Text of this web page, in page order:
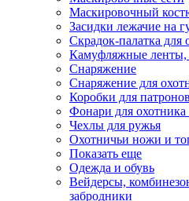
Маскировочный
Засидки лежачие на
Скрадок-палатка для
Камуфляжные ленты,
Снаряжение
Снаряжение для
Коробки для патронов
Фонари для охотника
Чехлы для ружья
Охотничьи ножи и
Показать еще
Одежда и обувь
Вейдерсы,
забродники